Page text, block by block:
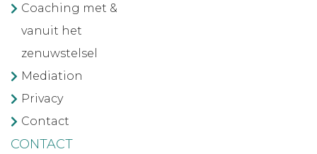
Coaching met &
vanuit het
zenuwstelsel
Mediation
Privacy
Contact
CONTACT